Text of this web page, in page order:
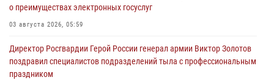
о преимуществах электронных госуслуг
03 августа 2026, 05:59
Директор Росгвардии Герой России генерал армии Виктор Золотов
поздравил специалистов подразделений тыла с профессиональным
праздником